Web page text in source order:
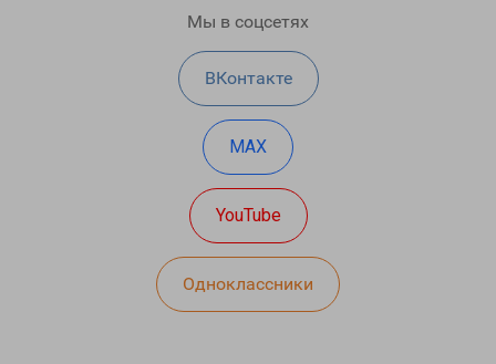
Мы в соцсетях
ВКонтакте
MAX
YouTube
Одноклассники